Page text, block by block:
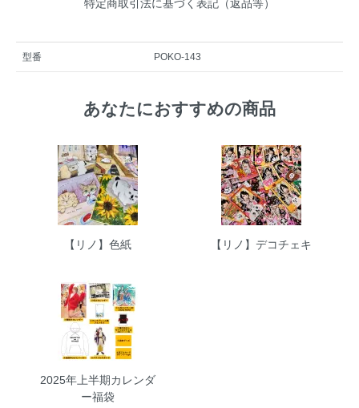
特定商取引法に基づく表記（返品等）
型番 POKO-143
あなたにおすすめの商品
【リノ】色紙 【リノ】デコチェキ
2025年上半期カレンダ
ー福袋